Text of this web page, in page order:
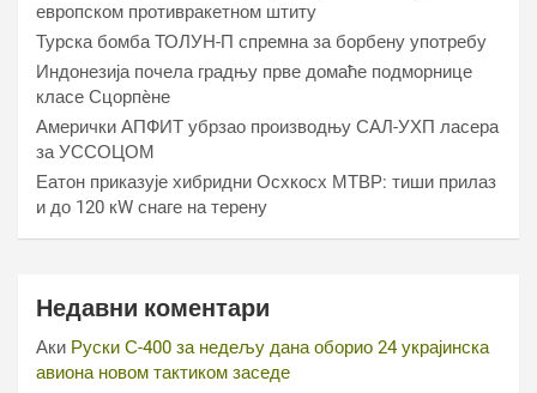
европском противракетном штиту
Турска бомба ТОЛУН-П спремна за борбену употребу
Индонезија почела градњу прве домаће подморнице
класе Сцорпèне
Амерички АПФИТ убрзао производњу САЛ-УХП ласера
за УССОЦОМ
Еатон приказује хибридни Осхкосх МТВР: тиши прилаз
и до 120 кW снаге на терену
Недавни коментари
Аки Руски С-400 за недељу дана оборио 24 украјинска
авиона новом тактиком заседе